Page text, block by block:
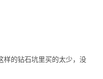
样的钻石坑里买的太少，没